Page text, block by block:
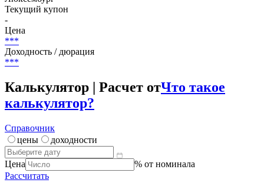
Страна риска
Люксембург
Текущий купон
-
***
Доходность / дюрация
***
Калькулятор | Расчет от
калькулятор?
Справочник
цены